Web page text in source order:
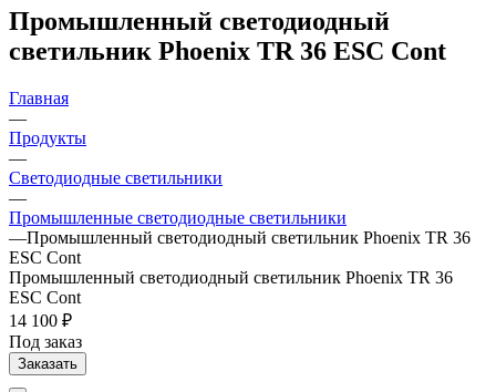
Промышленный светодиодный
светильник Phoenix TR 36 ESC Cont
Главная
—
Продукты
—
Светодиодные светильники
—
Промышленные светодиодные светильники
—Промышленный светодиодный светильник Phoenix TR 36
ESC Cont
Промышленный светодиодный светильник Phoenix TR 36
ESC Cont
14 100 ₽
Под заказ
Заказать